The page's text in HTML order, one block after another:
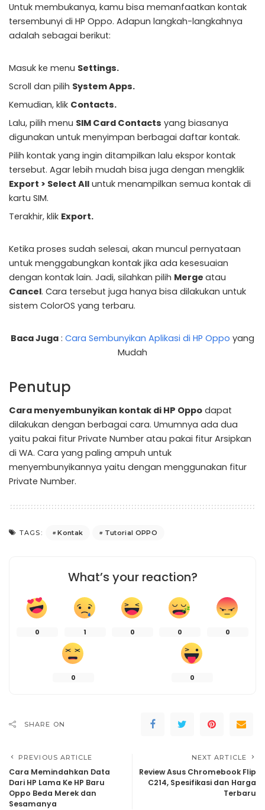
Untuk membukanya, kamu bisa memanfaatkan kontak
tersembunyi di HP Oppo. Adapun langkah-langkahnya
adalah sebagai berikut:
Masuk ke menu Settings.
Scroll dan pilih System Apps.
Kemudian, klik Contacts.
Lalu, pilih menu SIM Card Contacts yang biasanya
digunakan untuk menyimpan berbagai daftar kontak.
Pilih kontak yang ingin ditampilkan lalu ekspor kontak
tersebut. Agar lebih mudah bisa juga dengan mengklik
Export > Select All untuk menampilkan semua kontak di
kartu SIM.
Terakhir, klik Export.
Ketika proses sudah selesai, akan muncul pernyataan
untuk menggabungkan kontak jika ada kesesuaian
dengan kontak lain. Jadi, silahkan pilih Merge atau
Cancel. Cara tersebut juga hanya bisa dilakukan untuk
sistem ColorOS yang terbaru.
Baca Juga : Cara Sembunyikan Aplikasi di HP Oppo yang
Mudah
Penutup
Cara menyembunyikan kontak di HP Oppo dapat
dilakukan dengan berbagai cara. Umumnya ada dua
yaitu pakai fitur Private Number atau pakai fitur Arsipkan
di WA. Cara yang paling ampuh untuk
menyembunyikannya yaitu dengan menggunakan fitur
Private Number.
TAGS: Kontak Tutorial OPPO
What’s your reaction?
0 1 0 0 0
0 0
SHARE ON
PREVIOUS ARTICLE
Cara Memindahkan Data
Dari HP Lama Ke HP Baru
Oppo Beda Merek dan
Sesamanya
NEXT ARTICLE
Review Asus Chromebook Flip
C214, Spesifikasi dan Harga
Terbaru